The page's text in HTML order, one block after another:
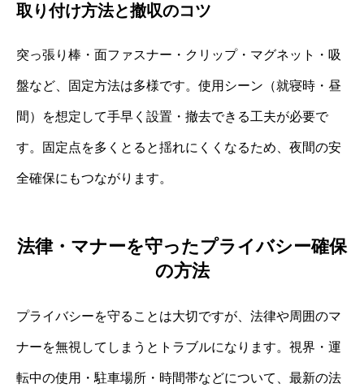
取り付け方法と撤収のコツ
突っ張り棒・面ファスナー・クリップ・マグネット・吸
盤など、固定方法は多様です。使用シーン（就寝時・昼
間）を想定して手早く設置・撤去できる工夫が必要で
す。固定点を多くとると揺れにくくなるため、夜間の安
全確保にもつながります。
法律・マナーを守ったプライバシー確保
の方法
プライバシーを守ることは大切ですが、法律や周囲のマ
ナーを無視してしまうとトラブルになります。視界・運
転中の使用・駐車場所・時間帯などについて、最新の法